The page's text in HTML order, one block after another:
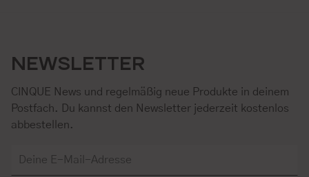
NEWSLETTER
CINQUE News und regelmäßig neue Produkte in deinem
Postfach. Du kannst den Newsletter jederzeit kostenlos
abbestellen.